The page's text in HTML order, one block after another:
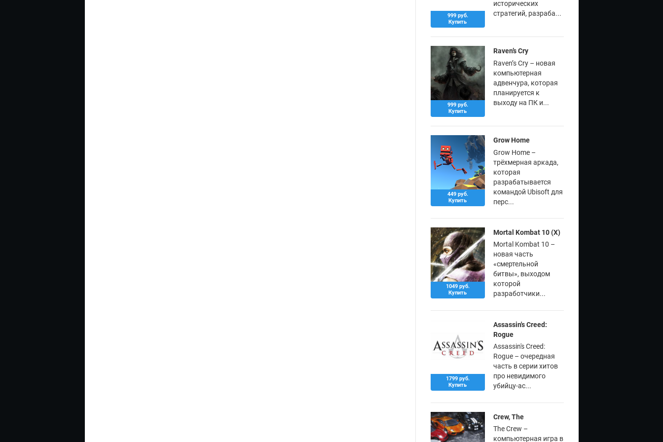
999 руб.
Купить
исторических
стратегий, разраба...
999 руб.
Купить
Raven’s Cry
Raven’s Cry – новая
компьютерная
адвенчура, которая
планируется к
выходу на ПК и...
449 руб.
Купить
Grow Home
Grow Home –
трёхмерная аркада,
которая
разрабатывается
командой Ubisoft для
перс...
1049 руб.
Купить
Mortal Kombat 10 (X)
Mortal Kombat 10 –
новая часть
«смертельной
битвы», выходом
которой
разработчики...
1799 руб.
Купить
Assassin's Creed:
Rogue
Assassin's Creed:
Rogue – очередная
часть в серии хитов
про невидимого
убийцу-ас...
Crew, The
The Crew –
компьютерная игра в